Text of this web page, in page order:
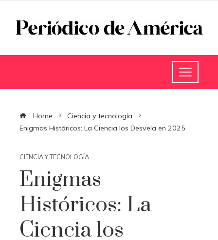
Home
Ciencia y tecnología
Enigmas Históricos: La Ciencia los Desvela en 2025
CIENCIA Y TECNOLOGÍA
Enigmas
Históricos: La
Ciencia los